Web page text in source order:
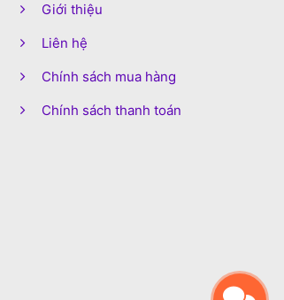
Giới thiệu
Liên hệ
Chính sách mua hàng
Chính sách thanh toán